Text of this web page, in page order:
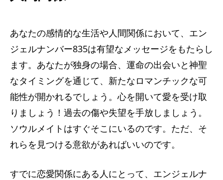
あなたの感情的な生活や人間関係において、エン
ジェルナンバー835は有望なメッセージをもたらし
ます。あなたが独身の場合、運命の出会いと神聖
なタイミングを通じて、新たなロマンチックな可
能性が開かれるでしょう。心を開いて愛を受け取
りましょう！過去の傷や失望を手放しましょう。
ソウルメイトはすぐそこにいるのです。ただ、そ
れらを見つける意欲があればいいのです。
すでに恋愛関係にある人にとって、エンジェルナ